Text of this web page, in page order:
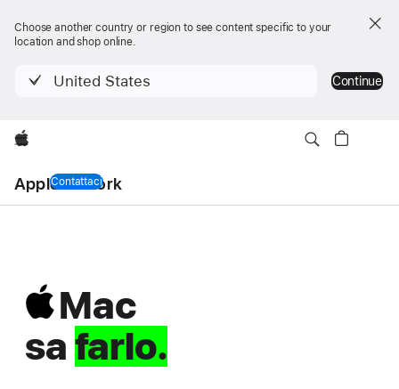
Choose another country or region to see content specific to your
location and shop online.
United States Continue
Apple
Apple at Work
Contattaci
Mac
lavoro
Mac
sa